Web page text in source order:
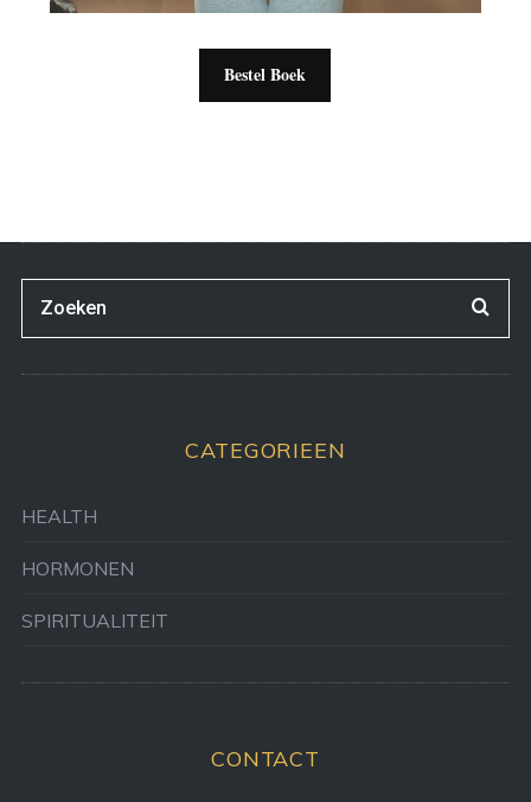
Bestel Boek
CATEGORIEEN
HEALTH
HORMONEN
SPIRITUALITEIT
CONTACT